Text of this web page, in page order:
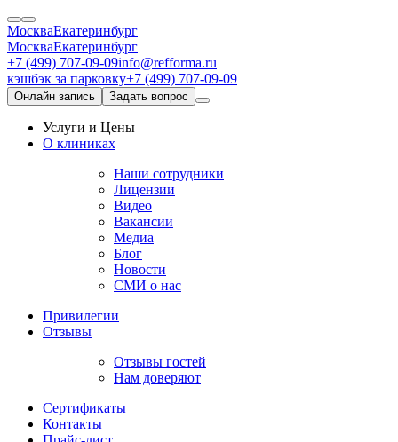
МоскваЕкатеринбург
МоскваЕкатеринбург
+7 (499) 707-09-09info@refforma.ru
кэшбэк за парковку+7 (499) 707-09-09
Онлайн запись Задать вопрос
Услуги и Цены
О клиниках
Наши сотрудники
Лицензии
Видео
Вакансии
Медиа
Блог
Новости
СМИ о нас
Привилегии
Отзывы
Отзывы гостей
Нам доверяют
Сертификаты
Контакты